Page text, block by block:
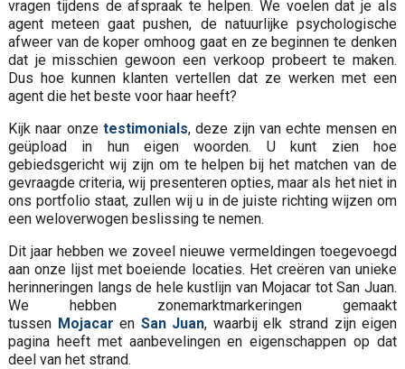
vragen tijdens de afspraak te helpen. We voelen dat je als
agent meteen gaat pushen, de natuurlijke psychologische
afweer van de koper omhoog gaat en ze beginnen te denken
dat je misschien gewoon een verkoop probeert te maken.
Dus hoe kunnen klanten vertellen dat ze werken met een
agent die het beste voor haar heeft?
Kijk naar onze testimonials, deze zijn van echte mensen en
geüpload in hun eigen woorden. U kunt zien hoe
gebiedsgericht wij zijn om te helpen bij het matchen van de
gevraagde criteria, wij presenteren opties, maar als het niet in
ons portfolio staat, zullen wij u in de juiste richting wijzen om
een weloverwogen beslissing te nemen.
Dit jaar hebben we zoveel nieuwe vermeldingen toegevoegd
aan onze lijst met boeiende locaties. Het creëren van unieke
herinneringen langs de hele kustlijn van Mojacar tot San Juan.
We hebben zonemarktmarkeringen gemaakt
tussen Mojacar en San Juan, waarbij elk strand zijn eigen
pagina heeft met aanbevelingen en eigenschappen op dat
deel van het strand.